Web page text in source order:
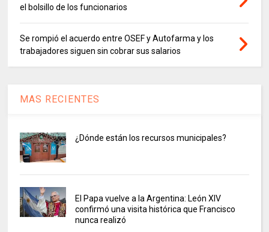
el bolsillo de los funcionarios
Se rompió el acuerdo entre OSEF y Autofarma y los
trabajadores siguen sin cobrar sus salarios
MAS RECIENTES
¿Dónde están los recursos municipales?
El Papa vuelve a la Argentina: León XIV
confirmó una visita histórica que Francisco
nunca realizó